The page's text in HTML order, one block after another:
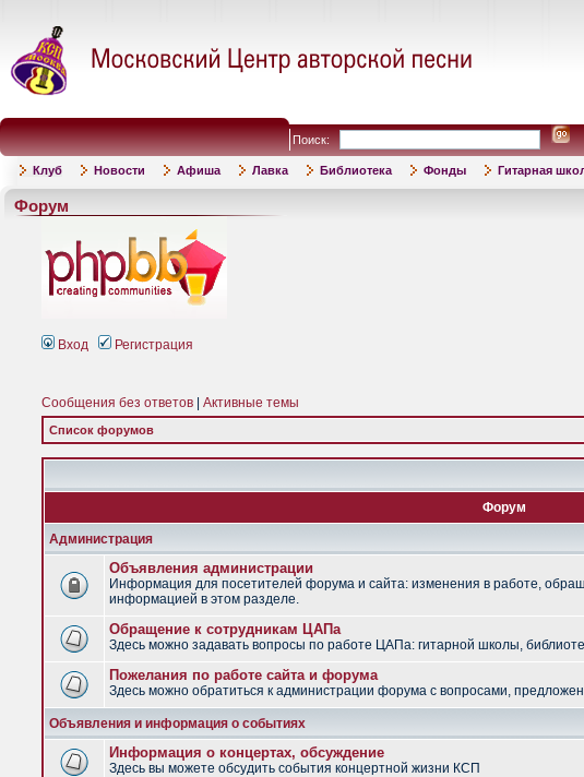
Поиск:
Клуб Новости Афиша Лавка Библиотека Фонды Гитарная
Форум
Вход Регистрация
Сообщения без ответов Активные темы
Список форумов
Форум
Администрация
Объявления администрации
Информация для посетителей форума и сайта: изменения в работе,
информацией в этом разделе.
Обращение к сотрудникам ЦАПа
Здесь можно задавать вопросы по работе ЦАПа: гитарной школы,
Пожелания по работе сайта и форума
Здесь можно обратиться к администрации форума с вопросами,
Объявления и информация о событиях
Информация о концертах, обсуждение
Здесь вы можете обсудить события концертной жизни КСП